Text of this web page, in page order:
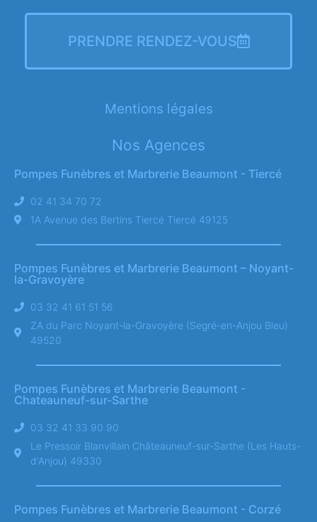
PRENDRE RENDEZ-VOUS
Mentions légales
Nos Agences
Pompes Funèbres et Marbrerie Beaumont - Tiercé
02 41 34 70 72
1A Avenue des Bertins Tiercé Tiercé 49125
Pompes Funèbres et Marbrerie Beaumont – Noyant-
la-Gravoyère
03 32 41 61 51 56
ZA du Parc Noyant-la-Gravoyère (Segré-en-Anjou Bleu)
49520
Pompes Funèbres et Marbrerie Beaumont -
Chateauneuf-sur-Sarthe
03 32 41 33 90 90
Le Pressoir Blanvillain Châteauneuf-sur-Sarthe (Les Hauts-
d'Anjou) 49330
Pompes Funèbres et Marbrerie Beaumont - Corzé